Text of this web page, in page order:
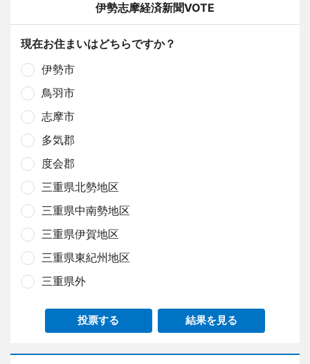
伊勢志摩経済新聞VOTE
現在お住まいはどちらですか？
伊勢市
鳥羽市
志摩市
多気郡
度会郡
三重県北勢地区
三重県中南勢地区
三重県伊賀地区
三重県東紀州地区
三重県外
投票する 結果を見る